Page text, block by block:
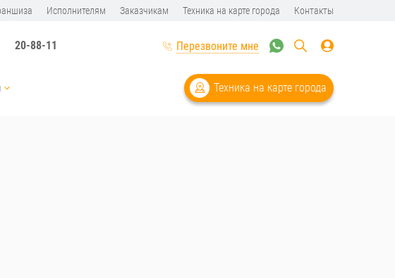
Исполнителям Заказчикам Техника на карте города Контакты
20-88-11 Перезвоните мне
Техника на карте города